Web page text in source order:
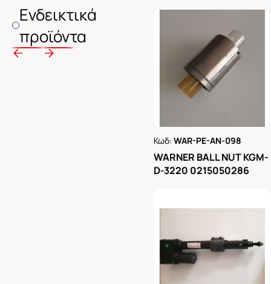
Ενδεικτικά
προϊόντα
Κωδ:WAR-PE-AN-098
WARNER BALL NUT KGM-
D-3220 0215050286